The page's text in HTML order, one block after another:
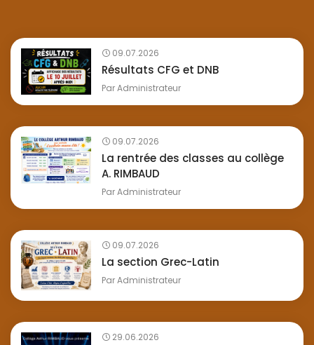
09.07.2026
Résultats CFG et DNB
ParAdministrateur
09.07.2026
La rentrée des classes au collège
A. RIMBAUD
ParAdministrateur
09.07.2026
La section Grec-Latin
ParAdministrateur
29.06.2026